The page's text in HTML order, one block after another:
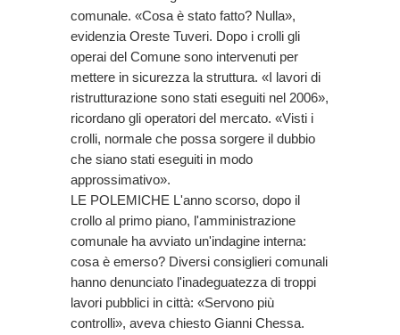
comunale. «Cosa è stato fatto? Nulla»,
evidenzia Oreste Tuveri. Dopo i crolli gli
operai del Comune sono intervenuti per
mettere in sicurezza la struttura. «I lavori di
ristrutturazione sono stati eseguiti nel 2006»,
ricordano gli operatori del mercato. «Visti i
crolli, normale che possa sorgere il dubbio
che siano stati eseguiti in modo
approssimativo».
LE POLEMICHE L'anno scorso, dopo il
crollo al primo piano, l'amministrazione
comunale ha avviato un'indagine interna:
cosa è emerso? Diversi consiglieri comunali
hanno denunciato l'inadeguatezza di troppi
lavori pubblici in città: «Servono più
controlli», aveva chiesto Gianni Chessa.